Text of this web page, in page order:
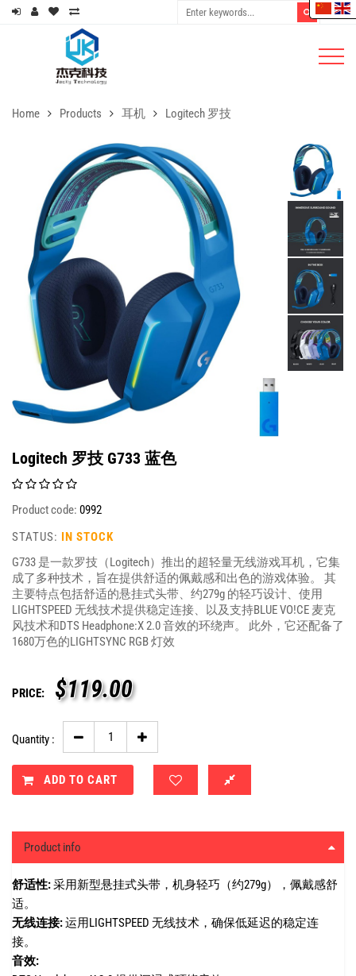
Home Products 耳机 Logitech 罗技
Logitech 罗技 G733 蓝色
Product code: 0992
STATUS: IN STOCK
G733 是一款罗技（Logitech）推出的超轻量无线游戏耳机，它集
成了多种技术，旨在提供舒适的佩戴感和出色的游戏体验。 其
主要特点包括舒适的悬挂式头带、约279g 的轻巧设计、使用
LIGHTSPEED 无线技术提供稳定连接、以及支持BLUE VO!CE 麦克
风技术和DTS Headphone:X 2.0 音效的环绕声。 此外，它还配备了
1680万色的LIGHTSYNC RGB 灯效
PRICE: $119.00
Quantity :
ADD TO CART
Product info
舒适性:采用新型悬挂式头带，机身轻巧（约279g），佩戴感舒
适。
无线连接:运用LIGHTSPEED 无线技术，确保低延迟的稳定连
接。
音效: